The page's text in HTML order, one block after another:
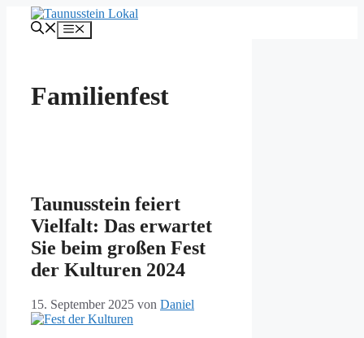
Inhalt
Menü
Familienfest
Taunusstein feiert
Vielfalt: Das erwartet
Sie beim großen Fest
der Kulturen 2024
15. September 2025 von Daniel